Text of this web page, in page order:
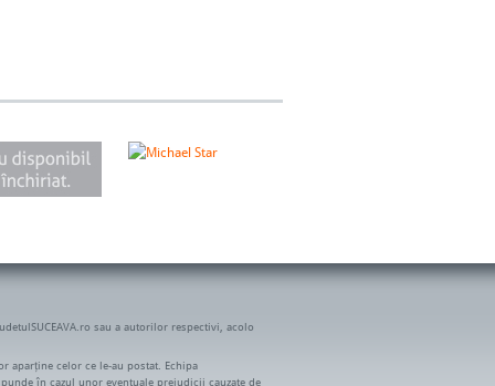
sau a autorilor respectivi, acolo
aparține celor ce le-au postat. Echipa
în cazul unor eventuale prejudicii cauzate de